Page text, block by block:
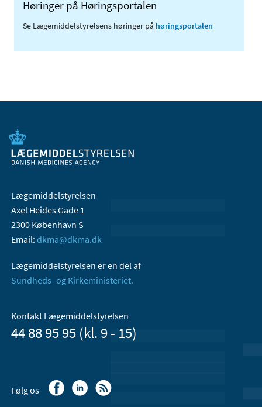
Høringer på Høringsportalen
Se Lægemiddelstyrelsens høringer på høringsportalen
Lægemiddelstyrelsen
Axel Heides Gade 1
2300 København S
Email: dkma@dkma.dk
Lægemiddelstyrelsen er en del af
Sundheds- og Kirkeministeriet.
Kontakt Lægemiddelstyrelsen
44 88 95 95 (kl. 9 - 15)
Følg os